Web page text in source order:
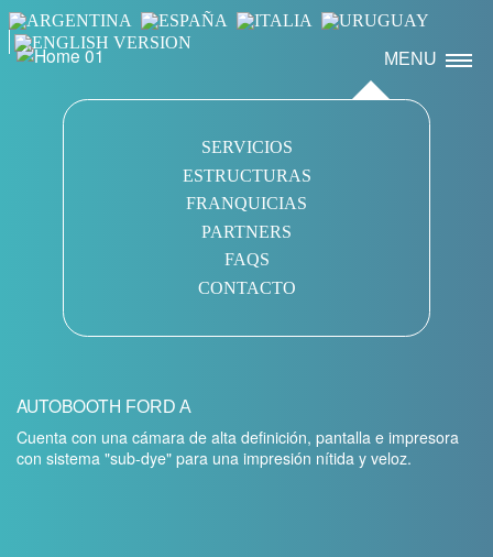
MENU
SERVICIOS
ESTRUCTURAS
FRANQUICIAS
PARTNERS
FAQS
CONTACTO
AUTOBOOTH FORD A
Cuenta con una cámara de alta definición, pantalla e impresora
con sistema "sub-dye" para una impresión nítida y veloz.